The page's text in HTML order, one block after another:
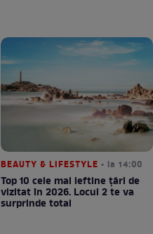
BEAUTY & LIFESTYLE • la 14:00
Top 10 cele mai ieftine țări de
vizitat în 2026. Locul 2 te va
surprinde total